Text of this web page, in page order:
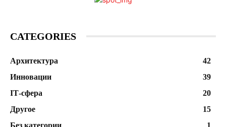
CATEGORIES
Архитектура
42
Инновации
39
ІТ-сфера
20
Другое
15
Без категории
1